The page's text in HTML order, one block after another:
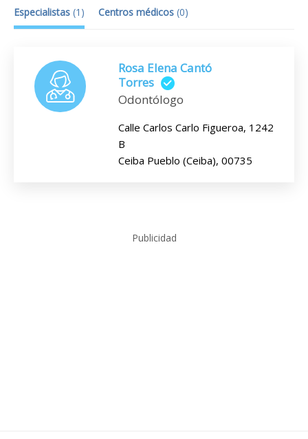
Especialistas (1 ) Centros médicos (0)
Rosa Elena Cantó
Torres
Odontólogo
Calle Carlos Carlo Figueroa, 1242
B
Ceiba Pueblo (Ceiba), 00735
Publicidad